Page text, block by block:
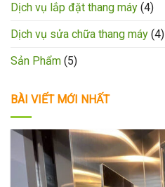
Dịch vụ lắp đặt thang máy (4)
Dịch vụ sửa chữa thang máy (4)
Sản Phẩm (5)
BÀI VIẾT MỚI NHẤT